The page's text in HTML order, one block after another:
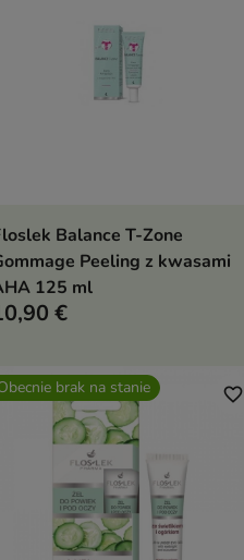
Dodaj do koszyka
Balance T-Zone
Peeling z kwasami
125 ml
€
brak na stanie favorite_border